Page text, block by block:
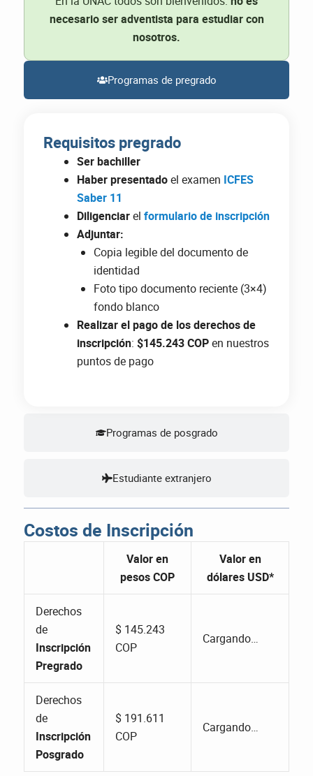
necesario ser adventista para estudiar con
nosotros.
Programas de pregrado
Programas de posgrado
Estudiante extranjero
Requisitos pregrado
Ser bachiller
Haber presentadoel examen ICFES
Saber 11
Diligenciarel formulario de inscripción
Adjuntar:
Copia legible del documento de
identidad
Foto tipo documento reciente (3×4)
fondo blanco
Realizar el pago de los derechos de
inscripción: $145.243 COPen nuestros
puntos de pago
Costos de Inscripción
Valor en
pesos COP
Valor en
dólares USD*
Derechos
de
Inscripción
Pregrado
$ 145.243
COP
Cargando…
Derechos
de
Inscripción
Posgrado
$ 191.611
COP
Cargando…